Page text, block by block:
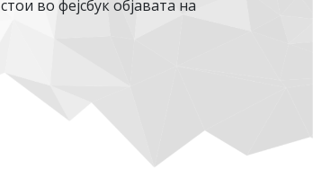
во фејсбук објавата на